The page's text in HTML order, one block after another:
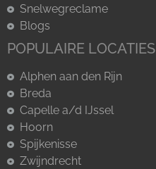
Snelwegreclame
Blogs
POPULAIRE LOCATIES
Alphen aan den Rijn
Breda
Capelle a/d IJssel
Hoorn
Spijkenisse
Zwijndrecht